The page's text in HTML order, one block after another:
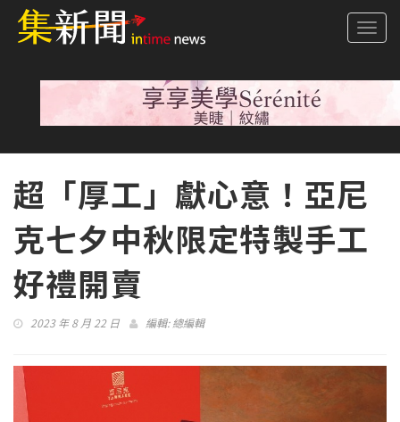
超「厚工」獻心意！亞尼
克七夕中秋限定特製手工
好禮開賣
2023 年 8 月 22 日 編輯:總編輯